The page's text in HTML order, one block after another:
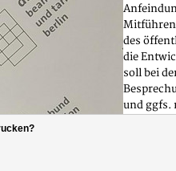
Mitführen
des
die
soll bei
und ggfs.
Schon
Raum.
dass wir